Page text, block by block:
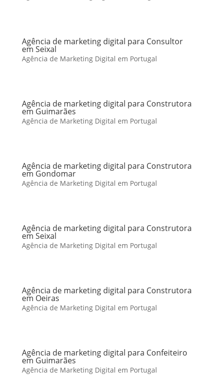
Agência de marketing digital para Consultor
em Seixal
Agência de Marketing Digital em Portugal
Agência de marketing digital para Construtora
em Guimarães
Agência de Marketing Digital em Portugal
Agência de marketing digital para Construtora
em Gondomar
Agência de Marketing Digital em Portugal
Agência de marketing digital para Construtora
em Seixal
Agência de Marketing Digital em Portugal
Agência de marketing digital para Construtora
em Oeiras
Agência de Marketing Digital em Portugal
Agência de marketing digital para Confeiteiro
em Guimarães
Agência de Marketing Digital em Portugal